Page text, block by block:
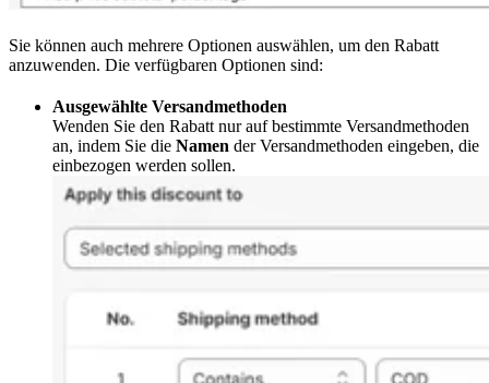
Sie können auch mehrere Optionen auswählen, um den Rabatt
anzuwenden. Die verfügbaren Optionen sind:
Ausgewählte Versandmethoden
Wenden Sie den Rabatt nur auf bestimmte Versandmethoden
an, indem Sie die Namen der Versandmethoden eingeben, die
einbezogen werden sollen.